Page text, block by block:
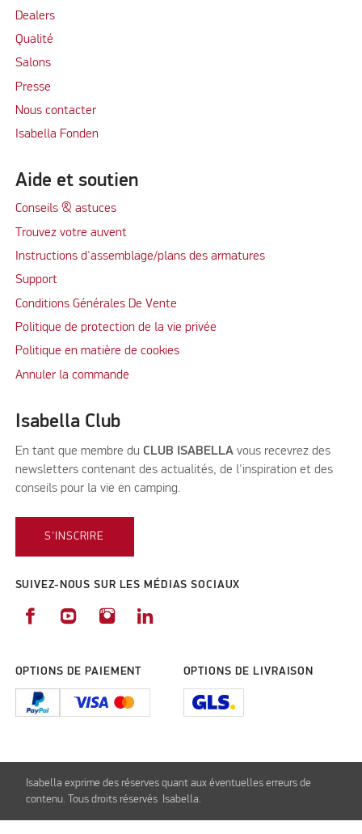
Dealers
Qualité
Salons
Presse
Nous contacter
Isabella Fonden
Aide et soutien
Conseils & astuces
Trouvez votre auvent
Instructions d'assemblage/plans des armatures
Support
Conditions Générales De Vente
Politique de protection de la vie privée
Politique en matière de cookies
Annuler la commande
Isabella Club
En tant que membre du CLUB ISABELLA vous recevrez des
newsletters contenant des actualités, de l'inspiration et des
conseils pour la vie en camping.
S'INSCRIRE
SUIVEZ-NOUS SUR LES MÉDIAS SOCIAUX
OPTIONS DE PAIEMENT OPTIONS DE LIVRAISON
Isabella exprime des réserves quant aux éventuelles erreurs de
contenu. Tous droits réservés Isabella.